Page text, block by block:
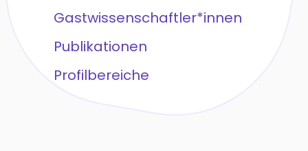
Gastwissenschaftler*innen
Publikationen
Profilbereiche